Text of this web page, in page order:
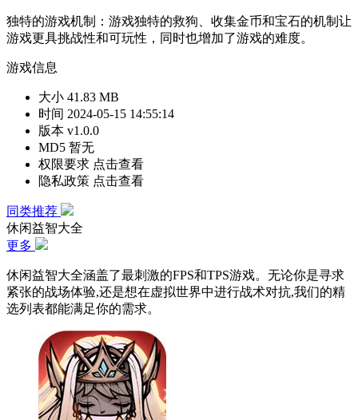
独特的游戏机制：游戏独特的救狗、收集金币和宝石的机制让
游戏更具挑战性和可玩性，同时也增加了游戏的难度。
游戏信息
大小 41.83 MB
时间 2024-05-15 14:55:14
版本 v1.0.0
MD5 暂无
权限要求 点击查看
隐私政策 点击查看
同类推荐
休闲益智大全
更多
休闲益智大全涵盖了最刺激的FPS和TPS游戏。无论你是寻求
紧张的战场体验,还是想在虚拟世界中进行战术对抗,我们的精
选列表都能满足你的需求。